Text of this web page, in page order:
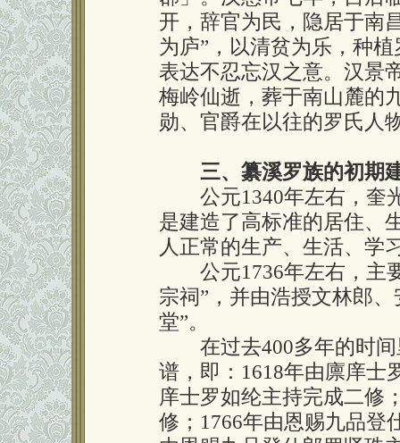
开，辞官为民，隐居于南
为庐”，以清贫为乐，种
表达不忍忘汉之意。汉景
梅岭仙逝，葬于南山麓的
勋、官爵在以往的罗氏人
三、纂溪罗族的初期
公元1340年左右，奎
是建造了高标准的居住、
人正常的生产、生活、学
公元1736年左右，主要
宗祠”，并由浩授文林郎
堂”。
在过去400多年的时间
谱，即：1618年由廪庠士
庠士罗如纶主持完成二修
修；1766年由恩赐九品登